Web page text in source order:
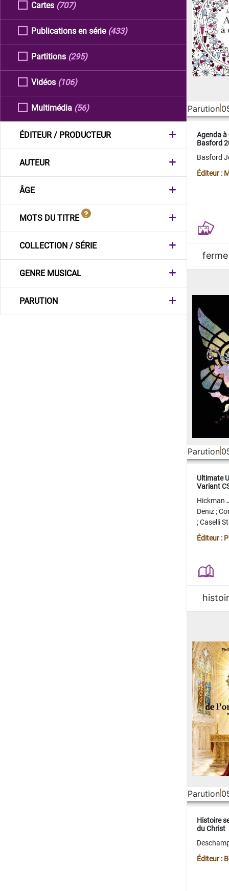
Cartes (707)
Publications en série (433)
Partitions (295)
Vidéos (106)
Multimédia (56)
ÉDITEUR / PRODUCTEUR
AUTEUR
ÂGE
MOTS DU TITRE
COLLECTION / SÉRIE
GENRE MUSICAL
PARUTION
Parution
Agenda
Basford
Basford
Éditeur :
ferme
Parution
Ultimate
Variant
Hickman
Deniz;
;Caselli
Juan
Éditeur :
Parution
Histoire
du Christ
Éditeur :